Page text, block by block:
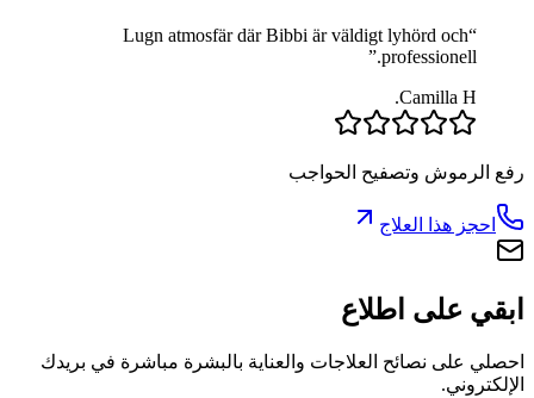
“
Lugn atmosfär där Bibbi är väldigt lyhörd och
professionell.
”
Camilla H.
رفع الرموش وتصفيح الحواجب
احجز هذا العلاج
ابقي على اطلاع
احصلي على نصائح العلاجات والعناية بالبشرة مباشرة في بريدك
الإلكتروني.